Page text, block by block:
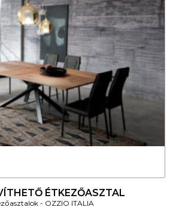
ÉTKEZŐASZTAL
OZZIO ITALIA